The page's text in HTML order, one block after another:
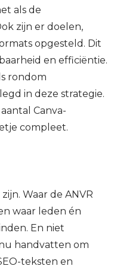
als de
zijn er doelen,
opgesteld. Dit
en efficiëntie.
rondom
in deze strategie.
Canva-
compleet.
Waar de ANVR
waar leden én
En niet
handvatten om
teksten en